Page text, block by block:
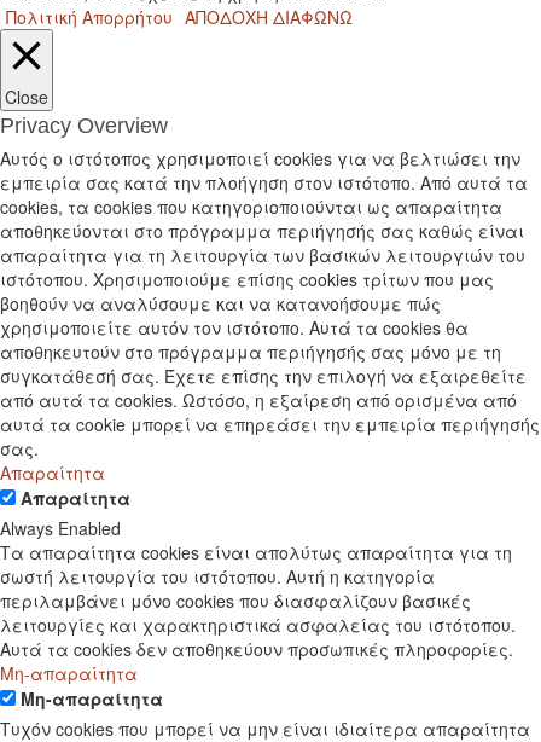
Πολιτική Απορρήτου ΑΠΟΔΟΧΗ ΔΙΑΦΩΝΩ
Close
Privacy Overview
Αυτός ο ιστότοπος χρησιμοποιεί cookies για να βελτιώσει την
εμπειρία σας κατά την πλοήγηση στον ιστότοπο. Από αυτά τα
cookies, τα cookies που κατηγοριοποιούνται ως απαραίτητα
αποθηκεύονται στο πρόγραμμα περιήγησής σας καθώς είναι
απαραίτητα για τη λειτουργία των βασικών λειτουργιών του
ιστότοπου. Χρησιμοποιούμε επίσης cookies τρίτων που μας
βοηθούν να αναλύσουμε και να κατανοήσουμε πώς
χρησιμοποιείτε αυτόν τον ιστότοπο. Αυτά τα cookies θα
αποθηκευτούν στο πρόγραμμα περιήγησής σας μόνο με τη
συγκατάθεσή σας. Έχετε επίσης την επιλογή να εξαιρεθείτε
από αυτά τα cookies. Ωστόσο, η εξαίρεση από ορισμένα από
αυτά τα cookie μπορεί να επηρεάσει την εμπειρία περιήγησής
σας.
Απαραίτητα
Απαραίτητα
Always Enabled
Τα απαραίτητα cookies είναι απολύτως απαραίτητα για τη
σωστή λειτουργία του ιστότοπου. Αυτή η κατηγορία
περιλαμβάνει μόνο cookies που διασφαλίζουν βασικές
λειτουργίες και χαρακτηριστικά ασφαλείας του ιστότοπου.
Αυτά τα cookies δεν αποθηκεύουν προσωπικές πληροφορίες.
Μη-απαραίτητα
Μη-απαραίτητα
Τυχόν cookies που μπορεί να μην είναι ιδιαίτερα απαραίτητα